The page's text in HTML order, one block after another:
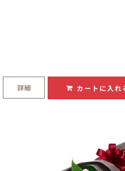
詳細 カートに入れ